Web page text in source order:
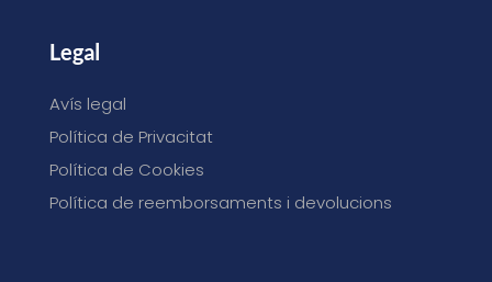
Legal
Avís legal
Política de Privacitat
Política de Cookies
Política de reemborsaments i devolucions